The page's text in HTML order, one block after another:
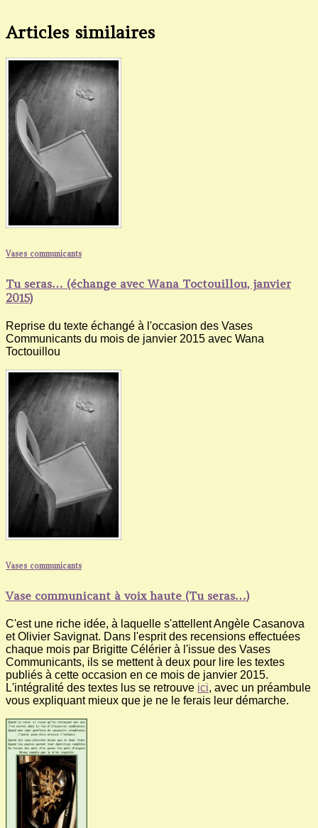
Articles similaires
Vases communicants
Tu seras… (échange avec Wana Toctouillou, janvier
2015)
Reprise du texte échangé à l'occasion des Vases
Communicants du mois de janvier 2015 avec Wana
Toctouillou
Vases communicants
Vase communicant à voix haute (Tu seras…)
C'est une riche idée, à laquelle s'attellent Angèle Casanova
et Olivier Savignat. Dans l'esprit des recensions effectuées
chaque mois par Brigitte Célérier à l'issue des Vases
Communicants, ils se mettent à deux pour lire les textes
publiés à cette occasion en ce mois de janvier 2015.
L'intégralité des textes lus se retrouve ici, avec un préambule
vous expliquant mieux que je ne le ferais leur démarche.